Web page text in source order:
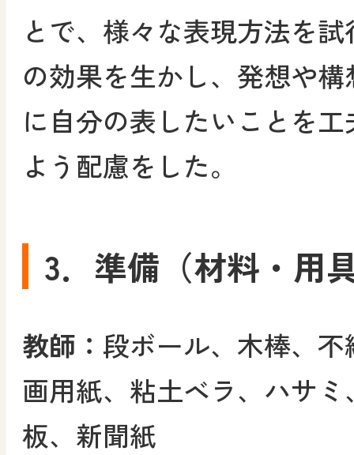
とで、様々な表現方法を
の効果を生かし、発想や
に自分の表したいことを
よう配慮をした。
3．準備（材料・用
教師： 段ボール、木棒、
画用紙、粘土ベラ、ハサ
板、新聞紙